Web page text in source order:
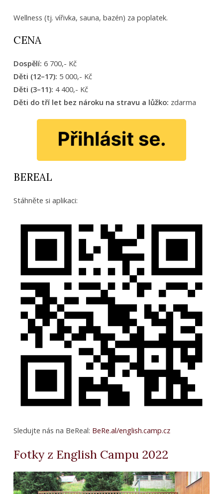
Wellness (tj. vířivka, sauna, bazén) za poplatek.
CENA
Dospělí: 6 700,- Kč
Děti (12–17): 5 000,- Kč
Děti (3–11): 4 400,- Kč
Děti do tří let bez nároku na stravu a lůžko: zdarma
BEREAL
Stáhněte si aplikaci:
Sledujte nás na BeReal: BeRe.al/english.camp.cz
Fotky z English Campu 2022